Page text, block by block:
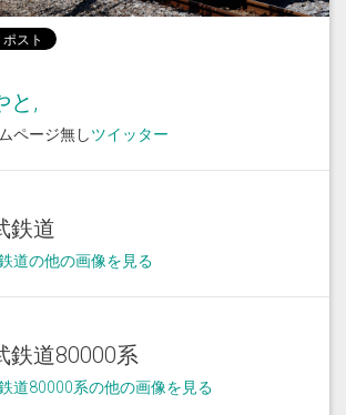
と,
ページ無しツイッター
鉄道
道の他の画像を見る
鉄道80000系
道80000系の他の画像を見る